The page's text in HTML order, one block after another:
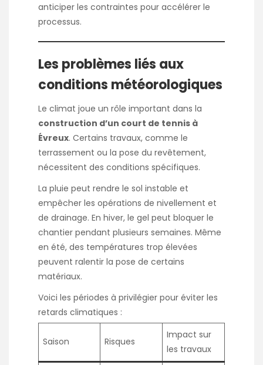
anticiper les contraintes pour accélérer le
processus.
Les problèmes liés aux
conditions météorologiques
Le climat joue un rôle important dans la
construction d’un court de tennis à
Évreux. Certains travaux, comme le
terrassement ou la pose du revêtement,
nécessitent des conditions spécifiques.
La pluie peut rendre le sol instable et
empêcher les opérations de nivellement et
de drainage. En hiver, le gel peut bloquer le
chantier pendant plusieurs semaines. Même
en été, des températures trop élevées
peuvent ralentir la pose de certains
matériaux.
Voici les périodes à privilégier pour éviter les
retards climatiques :
Saison Risques
Impact sur
les travaux